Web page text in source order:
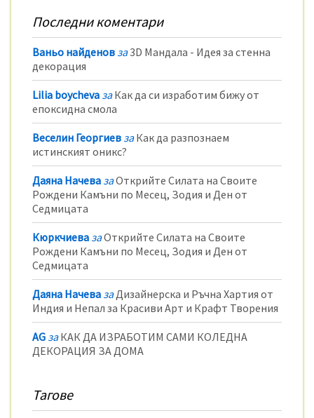
Последни коментари
Ваньо найденов за3D Мандала - Идея за стенна
декорация
Lilia boycheva за Как да си изработим бижу от
епоксидна смола
Веселин Георгиев за Как да разпознаем
истинският оникс?
Даяна Начева заОткрийте Силата на Своите
Рождени Камъни по Месец, Зодия и Ден от
Седмицата
Кюркчиева заОткрийте Силата на Своите
Рождени Камъни по Месец, Зодия и Ден от
Седмицата
Даяна Начева за Дизайнерска и Ръчна Хартия от
Индия и Непал за Красиви Арт и Крафт Творения
AG за КАК ДА ИЗРАБОТИМ САМИ КОЛЕДНА
ДЕКОРАЦИЯ ЗА ДОМА
Тагове